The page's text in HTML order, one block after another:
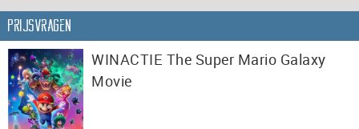
Prijsvragen
WINACTIE The Super Mario Galaxy
Movie